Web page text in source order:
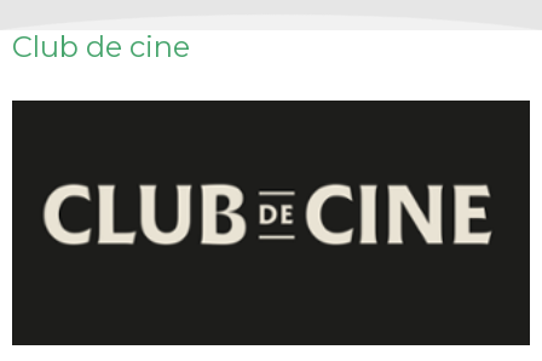
Club de cine